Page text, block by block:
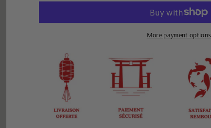
More payment options